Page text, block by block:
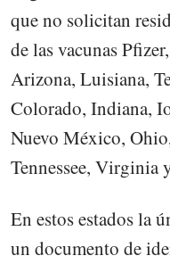
que no solicitan
de las vacunas
Arizona, Luisiana,
Colorado, Indiana,
Nuevo México,
Tennessee, Virginia
En estos estados la
un documento de